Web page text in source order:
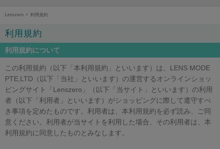
Lenszero 利用規約
利用規約
利用規約について
この利用規約（以下「本利用規約」といいます）は、LENS MODE
PTE,LTD（以下「当社」といいます）の運営するオンラインショッ
ピングサイト「Lenszero」（以下「当サイト」といいます）の利用
者（以下「利用者」といいます）がショッピングに際して遵守すべ
き事項を定めたものです。利用者は、本利用規約を必ず読み、ご同
意ください。利用者が当サイトを利用した場合、その利用者は、本
利用規約に同意したものとみなします。